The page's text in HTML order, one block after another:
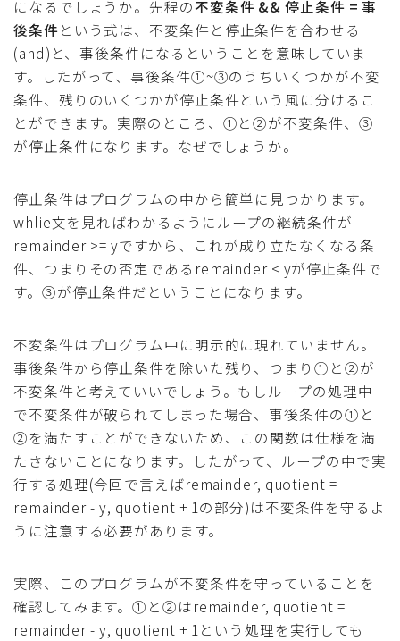
になるでしょうか。先程の不変条件 && 停止条件 = 事
後条件という式は、不変条件と停止条件を合わせる
(and)と、事後条件になるということを意味していま
す。したがって、事後条件①~③のうちいくつかが不変
条件、残りのいくつかが停止条件という風に分けるこ
とができます。実際のところ、①と②が不変条件、③
が停止条件になります。なぜでしょうか。
停止条件はプログラムの中から簡単に見つかります。
whlie文を見ればわかるようにループの継続条件が
remainder >= yですから、これが成り立たなくなる条
件、つまりその否定であるremainder < yが停止条件で
す。③が停止条件だということになります。
不変条件はプログラム中に明示的に現れていません。
事後条件から停止条件を除いた残り、つまり①と②が
不変条件と考えていいでしょう。もしループの処理中
で不変条件が破られてしまった場合、事後条件の①と
②を満たすことができないため、この関数は仕様を満
たさないことになります。したがって、ループの中で実
行する処理(今回で言えばremainder, quotient =
remainder - y, quotient + 1の部分)は不変条件を守るよ
うに注意する必要があります。
実際、このプログラムが不変条件を守っていることを
確認してみます。①と②はremainder, quotient =
remainder - y, quotient + 1という処理を実行しても